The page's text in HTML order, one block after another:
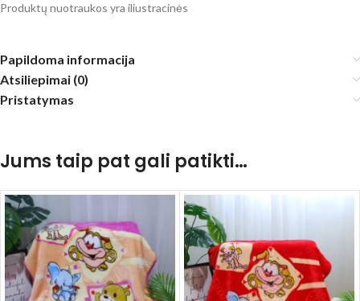
Produktų nuotraukos yra iliustracinės
Papildoma informacija
Atsiliepimai (0)
Pristatymas
Jums taip pat gali patikti…